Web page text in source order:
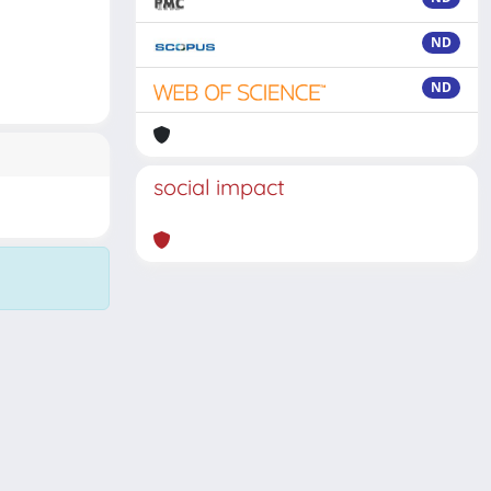
ND
ND
social impact